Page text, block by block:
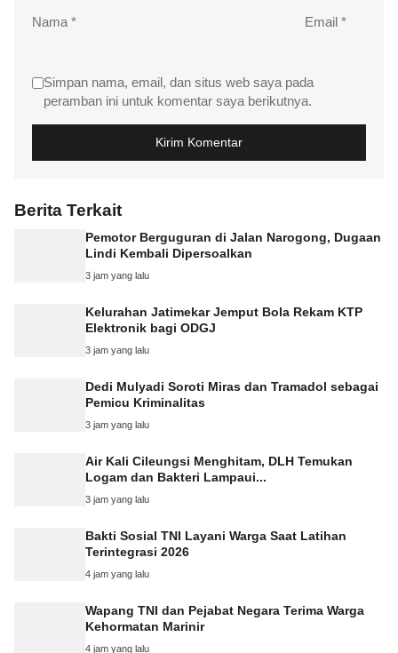
Nama * Email *
Simpan nama, email, dan situs web saya pada
peramban ini untuk komentar saya berikutnya.
Berita Terkait
Pemotor Berguguran di Jalan Narogong, Dugaan
Lindi Kembali Dipersoalkan
3 jam yang lalu
Kelurahan Jatimekar Jemput Bola Rekam KTP
Elektronik bagi ODGJ
3 jam yang lalu
Dedi Mulyadi Soroti Miras dan Tramadol sebagai
Pemicu Kriminalitas
3 jam yang lalu
Air Kali Cileungsi Menghitam, DLH Temukan
Logam dan Bakteri Lampaui...
3 jam yang lalu
Bakti Sosial TNI Layani Warga Saat Latihan
Terintegrasi 2026
4 jam yang lalu
Wapang TNI dan Pejabat Negara Terima Warga
Kehormatan Marinir
4 jam yang lalu